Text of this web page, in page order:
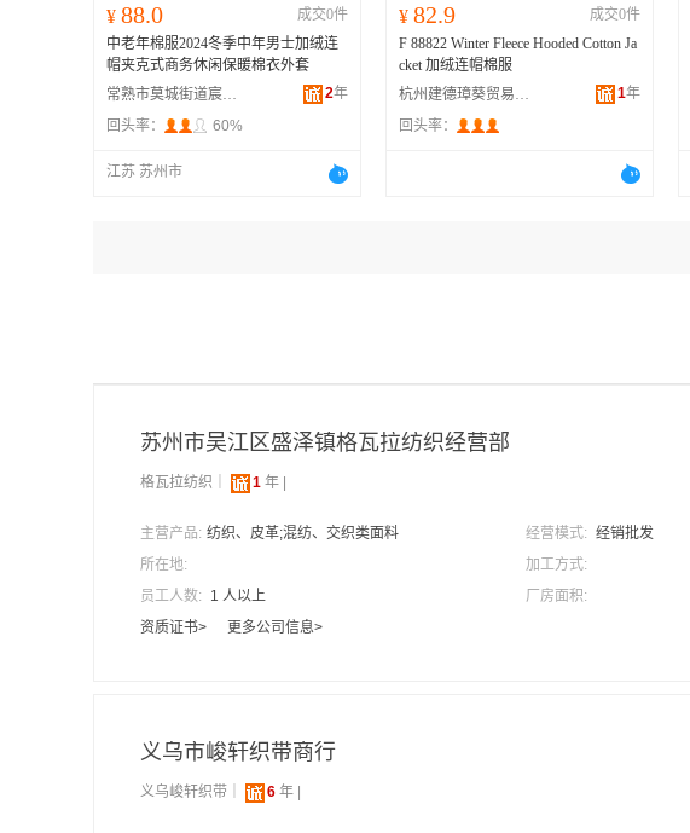
¥ 88.0
成交0件
中老年棉服2024冬季中年男士加绒连
帽夹克式商务休闲保暖棉衣外套
常熟市莫城街道宸瑞轩服饰商行
2年
回头率：
60%
江苏 苏州市
¥ 82.9
成交0件
F 88822 Winter Fleece Hooded Cotton Ja
cket 加绒连帽棉服
杭州建德璋葵贸易商行
1年
回头率：
苏州市吴江区盛泽镇格瓦拉纺织经营部
格瓦拉纺织｜ 1 年 |
主营产品: 纺织、皮革;混纺、交织类面料
所在地:
员工人数:
1 人以上
资质证书>
更多公司信息>
经营模式: 经销批发
加工方式:
厂房面积:
义乌市峻轩织带商行
义乌峻轩织带｜ 6 年 |